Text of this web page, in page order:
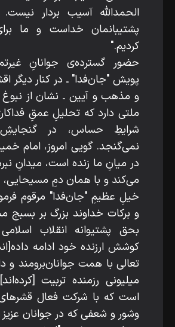
الحمد‌الله آسیب بردار
پشتیبانمان خداست و ما
کردیم."
حضور گسترده‌ی جوانانِ
پویش "جان‌فدا" ـ در کنار دیگر
و مذهب و آیین ـ نشان از نبوغ
ملتی دارد که تحلیلِ عمقِ
شرایطِ حساس، در
نمی‌گنجد. گویی امروز، امام
در میانِ ما زنده است، میدانِ
می‌کند و با همان دمِ
خیلِ عظیمِ "جان‌فدا" مرقوم
و برکات خداوند بزرگ بر بسبج
بحق پشتیوانه انقلاب
کوشش ارزنده خود ادامه
تعالی با همت جوانان‌برومند و
میلیونی رزمنده تربیت
است که با شرکت فعال
وشور و شعفی که در جوانان عزیز